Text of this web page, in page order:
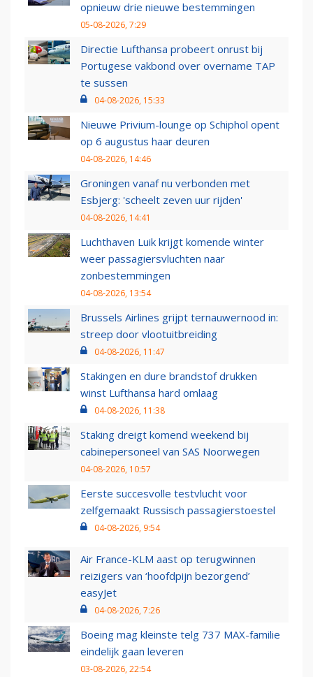
opnieuw drie nieuwe bestemmingen
05-08-2026, 7:29
Directie Lufthansa probeert onrust bij
Portugese vakbond over overname TAP
te sussen
04-08-2026, 15:33
Nieuwe Privium-lounge op Schiphol opent
op 6 augustus haar deuren
04-08-2026, 14:46
Groningen vanaf nu verbonden met
Esbjerg: 'scheelt zeven uur rijden'
04-08-2026, 14:41
Luchthaven Luik krijgt komende winter
weer passagiersvluchten naar
zonbestemmingen
04-08-2026, 13:54
Brussels Airlines grijpt ternauwernood in:
streep door vlootuitbreiding
04-08-2026, 11:47
Stakingen en dure brandstof drukken
winst Lufthansa hard omlaag
04-08-2026, 11:38
Staking dreigt komend weekend bij
cabinepersoneel van SAS Noorwegen
04-08-2026, 10:57
Eerste succesvolle testvlucht voor
zelfgemaakt Russisch passagierstoestel
04-08-2026, 9:54
Air France-KLM aast op terugwinnen
reizigers van ‘hoofdpijn bezorgend’
easyJet
04-08-2026, 7:26
Boeing mag kleinste telg 737 MAX-familie
eindelijk gaan leveren
03-08-2026, 22:54